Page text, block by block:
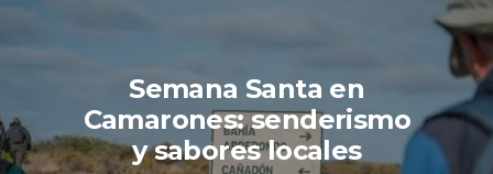
Semana Santa en
Camarones: senderismo
y sabores locales